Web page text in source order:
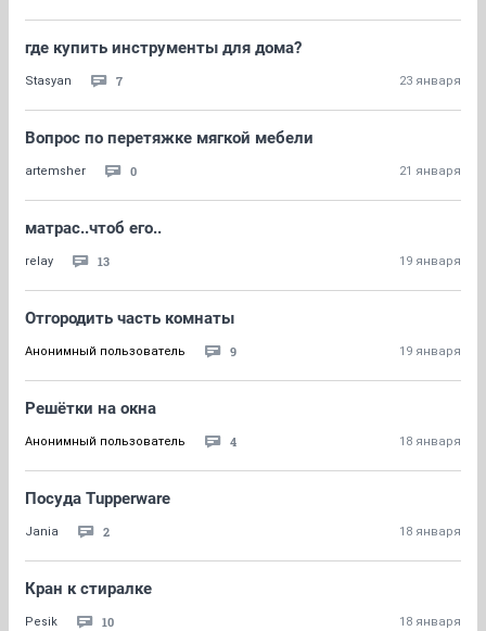
где купить инструменты для дома?
Stasyan 7 23 января
Вопрос по перетяжке мягкой мебели
artemsher 0 21 января
матрас..чтоб его..
relay 13 19 января
Отгородить часть комнаты
Анонимный пользователь 9 19 января
Решётки на окна
Анонимный пользователь 4 18 января
Посуда Tupperware
Jania 2 18 января
Кран к стиралке
Pesik 10 18 января